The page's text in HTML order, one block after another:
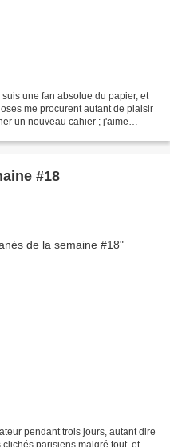
une fan absolue du papier, et
me procurent autant de plaisir
un nouveau cahier ; j'aime
#18
pendant trois jours, autant dire
parisiens malgré tout, et,